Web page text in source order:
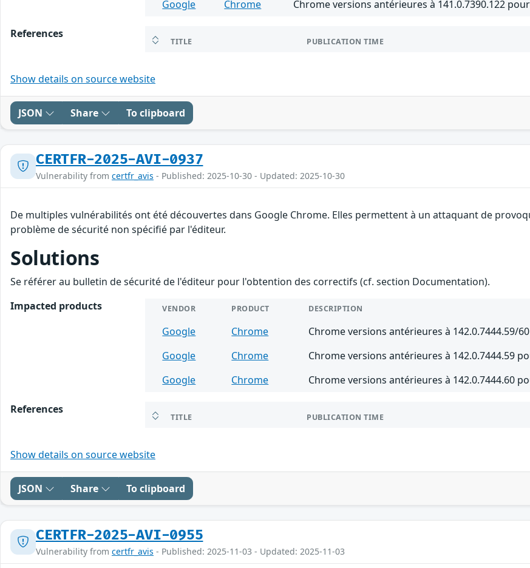
Google
Chrome Chrome versions antérieures à 141.0.7390.122
References
TITLE PUBLICATION TIME
Show details on source website
JSON Share To clipboard
CERTFR-2025-AVI-0937
Vulnerability from certfr_avis - Published: 2025-10-30 - Updated: 2025-10-30
De multiples vulnérabilités ont été découvertes dans Google Chrome. Elles permettent à un attaquant de
problème de sécurité non spécifié par l'éditeur.
Solutions
Se référer au bulletin de sécurité de l'éditeur pour l'obtention des correctifs (cf. section Documentation).
Impacted products
VENDOR PRODUCT DESCRIPTION
Google Chrome
Chrome versions antérieures à 142.0.7444.59/
Google
Chrome
Chrome versions antérieures à 142.0.7444.59
Google
Chrome Chrome versions antérieures à 142.0.7444.60
References
TITLE PUBLICATION TIME
Show details on source website
JSON Share To clipboard
CERTFR-2025-AVI-0955
Vulnerability from certfr_avis - Published: 2025-11-03 - Updated: 2025-11-03